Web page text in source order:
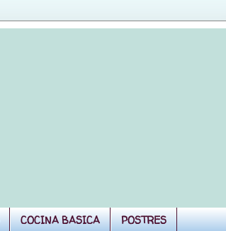
COCINA BASICA POSTRES